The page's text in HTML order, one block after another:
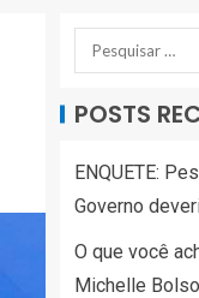
POSTS
ENQUETE:
Governo
O que você
Michelle